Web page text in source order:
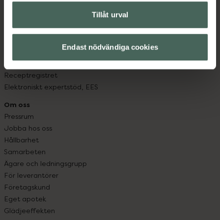
Tillåt urval
Endast nödvändiga cookies
Om recept och läkemedel
Högkostnadsskyddet
Lämna in gammal medicin
Resa med läkemedel
Receptregistret
Elektroniskt expertstöd, EES
Om oss
Pressrum
Jobba hos oss
Hållbarhet
Samarbeten
Ägare och ledningsgrupp
För leverantörer
Företagskund
Eget apotek
Glädjeeffekten